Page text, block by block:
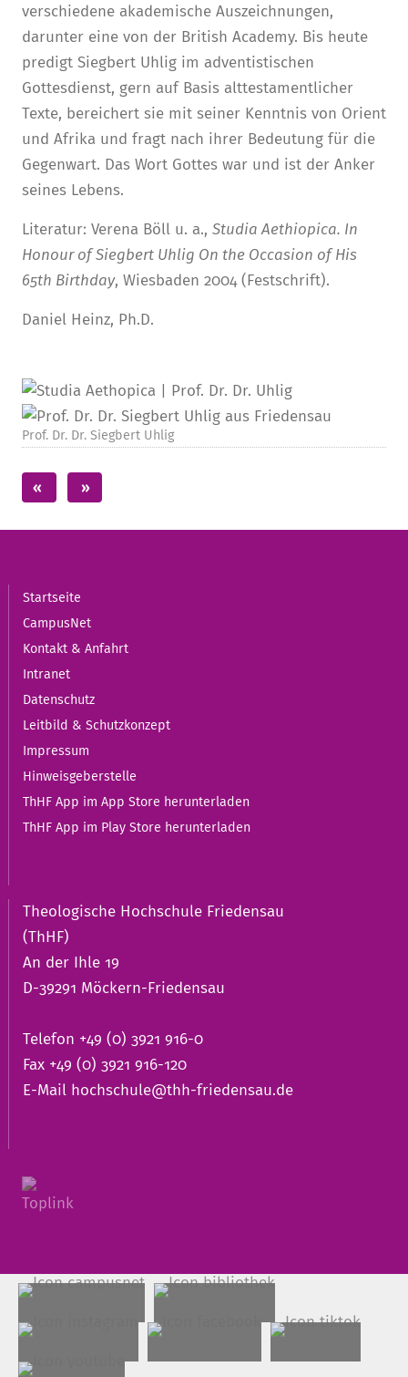
verschiedene akademische Auszeichnungen,
darunter eine von der British Academy. Bis heute
predigt Siegbert Uhlig im adventistischen
Gottesdienst, gern auf Basis alttestamentlicher
Texte, bereichert sie mit seiner Kenntnis von Orient
und Afrika und fragt nach ihrer Bedeutung für die
Gegenwart. Das Wort Gottes war und ist der Anker
seines Lebens.
Literatur: Verena Böll u. a., Studia Aethiopica. In
Honour of Siegbert Uhlig On the Occasion of His
65th Birthday, Wiesbaden 2004 (Festschrift).
Daniel Heinz, Ph.D.
Prof. Dr. Dr. Siegbert Uhlig
Startseite
CampusNet
Kontakt & Anfahrt
Intranet
Datenschutz
Leitbild & Schutzkonzept
Impressum
Hinweisgeberstelle
ThHF App im App Store herunterladen
ThHF App im Play Store herunterladen
Theologische Hochschule Friedensau
(ThHF)
An der Ihle 19
D-39291 Möckern-Friedensau
Telefon +49 (0) 3921 916-0
Fax +49 (0) 3921 916-120
E-Mail hochschule@thh-friedensau.de